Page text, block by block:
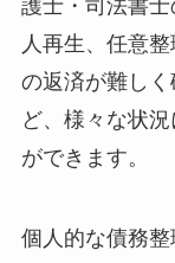
護士・司法書
人再生、任意
の返済が難し
ど、様々な状
ができます。
個人的な債務整